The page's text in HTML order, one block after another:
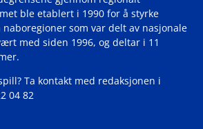
ble etablert i 1990 for å styrke
som var delt av nasjonale
med siden 1996, og deltar i 11
Ta kontakt med redaksjonen i
04 82